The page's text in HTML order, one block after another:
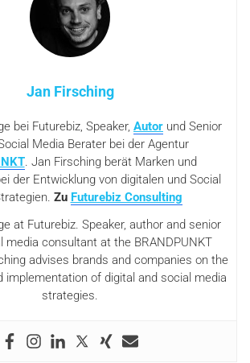
Jan Firsching
bei Futurebiz, Speaker, Autor und Senior
Media Berater bei der Agentur
. Jan Firsching berät Marken und
der Entwicklung von digitalen und Social
Zu Futurebiz Consulting
at Futurebiz. Speaker, author and senior
media consultant at the BRANDPUNKT
advises brands and companies on the
implementation of digital and social media
strategies.